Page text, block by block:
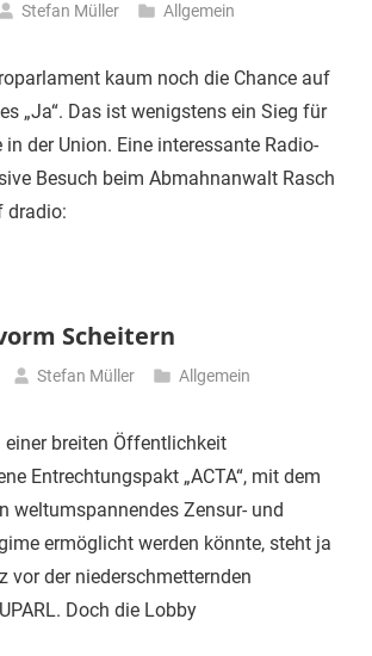
Stefan Müller Allgemein
kaum noch die Chance auf
„Ja“. Das ist wenigstens ein Sieg für
in der Union. Eine interessante Radio-
Besuch beim Abmahnanwalt Rasch
dradio:
Scheitern
Stefan Müller Allgemein
einer breiten Öffentlichkeit
Entrechtungspakt „ACTA“, mit dem
weltumspannendes Zensur- und
ermöglicht werden könnte, steht ja
vor der niederschmetternden
Doch die Lobby